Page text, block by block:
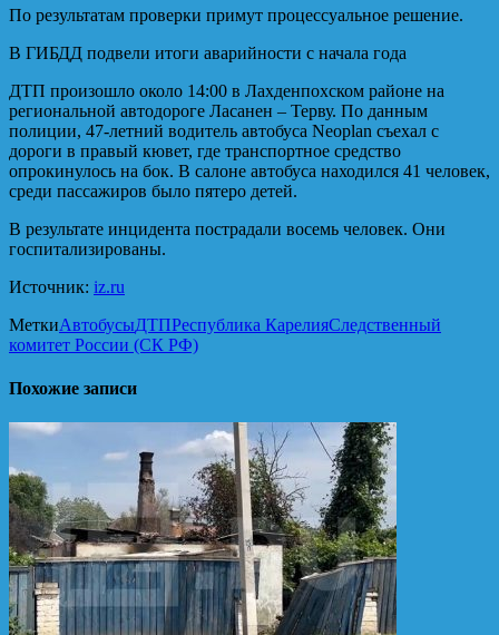
По результатам проверки примут процессуальное решение.
В ГИБДД подвели итоги аварийности с начала года
ДТП произошло около 14:00 в Лахденпохском районе на
региональной автодороге Ласанен – Терву. По данным
полиции, 47-летний водитель автобуса Neoplan съехал с
дороги в правый кювет, где транспортное средство
опрокинулось на бок. В салоне автобуса находился 41 человек,
среди пассажиров было пятеро детей.
В результате инцидента пострадали восемь человек. Они
госпитализированы.
Источник: iz.ru
МеткиАвтобусыДТПРеспублика КарелияСледственный
комитет России (СК РФ)
Похожие записи